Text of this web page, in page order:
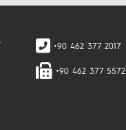
+90 462 377 2017
+90 462 377 5572